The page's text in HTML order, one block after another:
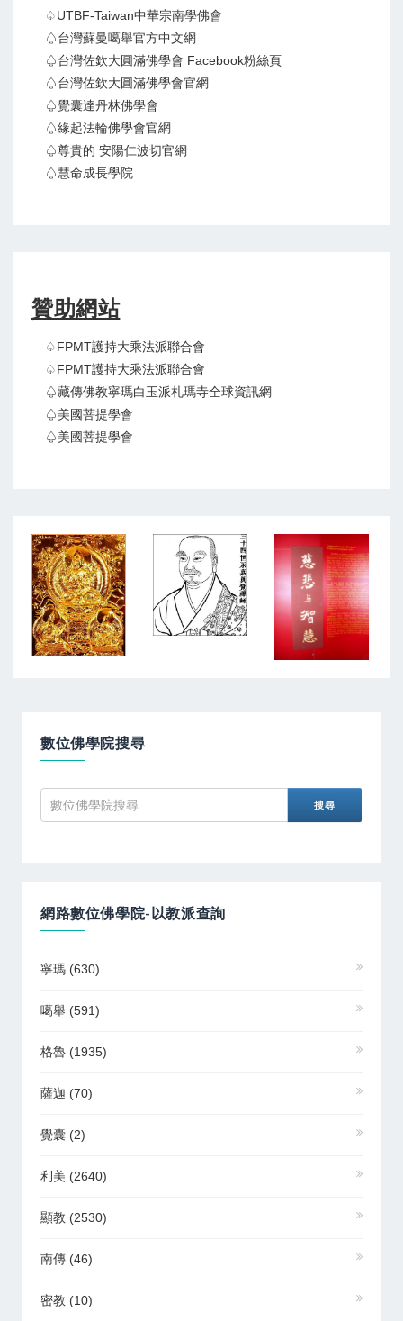
♤UTBF-Taiwan中華宗南學佛會
♤台灣蘇曼噶舉官方中文網
♤台灣佐欽大圓滿佛學會 Facebook粉絲頁
♤台灣佐欽大圓滿佛學會官網
♤覺囊達丹林佛學會
♤緣起法輪佛學會官網
♤尊貴的 安陽仁波切官網
♤慧命成長學院
贊助網站
♤FPMT護持大乘法派聯合會
♤FPMT護持大乘法派聯合會
♤藏傳佛教寧瑪白玉派札瑪寺全球資訊網
♤美國菩提學會
♤美國菩提學會
數位佛學院搜尋
網路數位佛學院-以教派查詢
寧瑪 (630)
噶舉 (591)
格魯 (1935)
薩迦 (70)
覺囊 (2)
利美 (2640)
顯教 (2530)
南傳 (46)
密教 (10)